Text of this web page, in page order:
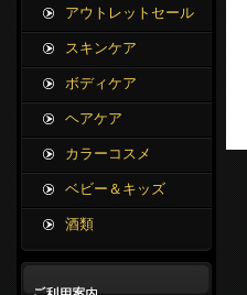
アウトレットセール
スキンケア
ボディケア
ヘアケア
カラーコスメ
ベビー＆キッズ
酒類